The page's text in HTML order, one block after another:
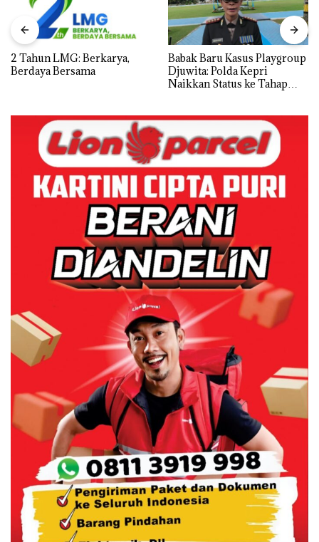
2 Tahun LMG: Berkarya,
Berdaya Bersama
Babak Baru Kasus Playgroup
Djuwita: Polda Kepri
Naikkan Status ke Tahap